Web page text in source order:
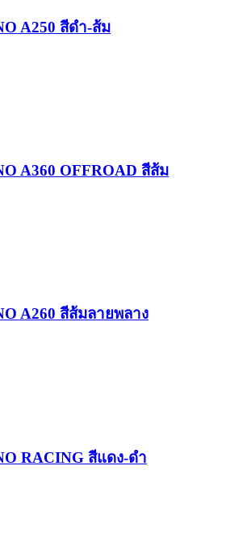
A250 สีดำ-ส้ม
A360 OFFROAD สีส้ม
A260 สีส้มลายพลาง
RACING สีแดง-ดำ